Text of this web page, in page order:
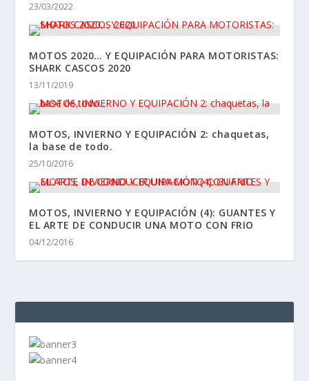
23/03/2022
MOTOS 2020… Y EQUIPACIÓN PARA MOTORISTAS:
SHARK CASCOS 2020
13/11/2019
MOTOS, INVIERNO Y EQUIPACIÓN 2: chaquetas,
la base de todo.
25/10/2016
MOTOS, INVIERNO Y EQUIPACIÓN (4): GUANTES Y
EL ARTE DE CONDUCIR UNA MOTO CON FRIO
04/12/2016